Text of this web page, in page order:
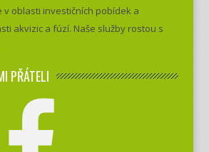
v oblasti investičních pobídek a
akvizic a fúzí. Naše služby rostou s
PŘÁTELI